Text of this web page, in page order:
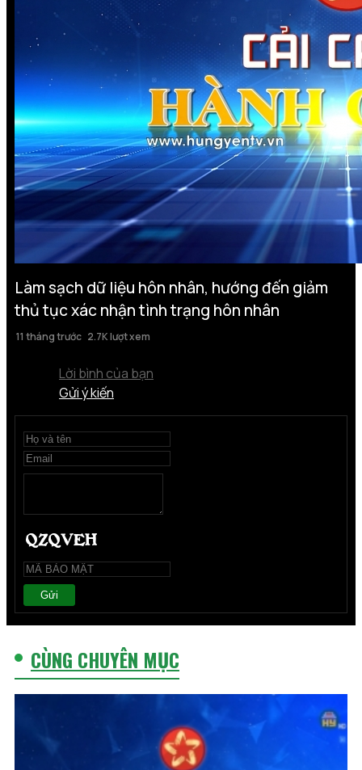
Làm sạch dữ liệu hôn nhân, hướng đến giảm
thủ tục xác nhận tình trạng hôn nhân
11 tháng trước 2.7K lượt xem
Lời bình của bạn
Gửi ý kiến
Gửi
CÙNG CHUYÊN MỤC